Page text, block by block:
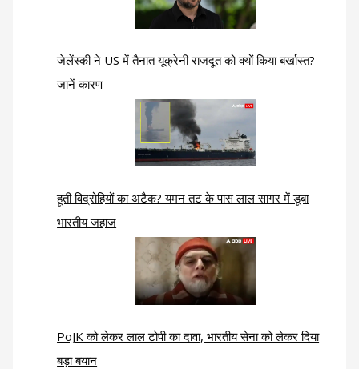
जेलेंस्की ने US में तैनात यूक्रेनी राजदूत को क्यों किया बर्खास्त?
जानें कारण
हूती विद्रोहियों का अटैक? यमन तट के पास लाल सागर में डूबा
भारतीय जहाज
PoJK को लेकर लाल टोपी का दावा, भारतीय सेना को लेकर दिया
बड़ा बयान